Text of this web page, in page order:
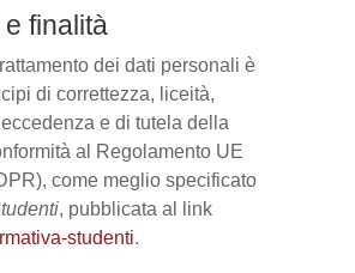
finalità
dei dati personali è
di correttezza, liceità,
e di tutela della
al Regolamento UE
come meglio specificato
, pubblicata al link
studenti.